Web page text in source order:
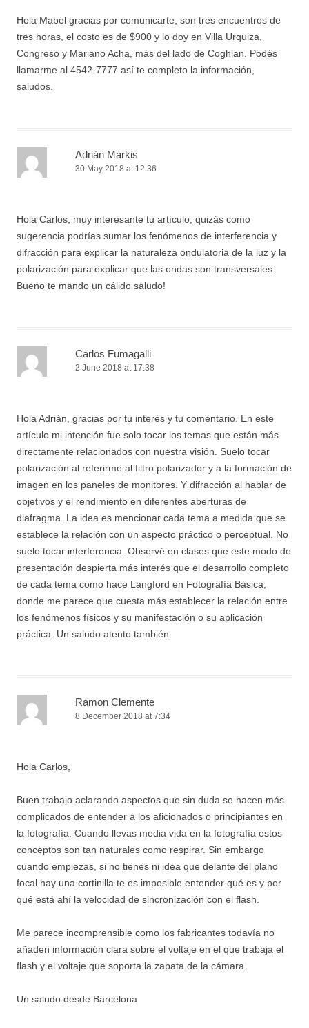
Hola Mabel gracias por comunicarte, son tres encuentros de
tres horas, el costo es de $900 y lo doy en Villa Urquiza,
Congreso y Mariano Acha, más del lado de Coghlan. Podés
llamarme al 4542-7777 así te completo la información,
saludos.
Adrián Markis
30 May 2018 at 12:36
Hola Carlos, muy interesante tu artículo, quizás como
sugerencia podrías sumar los fenómenos de interferencia y
difracción para explicar la naturaleza ondulatoria de la luz y la
polarización para explicar que las ondas son transversales.
Bueno te mando un cálido saludo!
Carlos Fumagalli
2 June 2018 at 17:38
Hola Adrián, gracias por tu interés y tu comentario. En este
artículo mi intención fue solo tocar los temas que están más
directamente relacionados con nuestra visión. Suelo tocar
polarización al referirme al filtro polarizador y a la formación de
imagen en los paneles de monitores. Y difracción al hablar de
objetivos y el rendimiento en diferentes aberturas de
diafragma. La idea es mencionar cada tema a medida que se
establece la relación con un aspecto práctico o perceptual. No
suelo tocar interferencia. Observé en clases que este modo de
presentación despierta más interés que el desarrollo completo
de cada tema como hace Langford en Fotografía Básica,
donde me parece que cuesta más establecer la relación entre
los fenómenos físicos y su manifestación o su aplicación
práctica. Un saludo atento también.
Ramon Clemente
8 December 2018 at 7:34
Hola Carlos,
Buen trabajo aclarando aspectos que sin duda se hacen más
complicados de entender a los aficionados o principiantes en
la fotografía. Cuando llevas media vida en la fotografía estos
conceptos son tan naturales como respirar. Sin embargo
cuando empiezas, si no tienes ni idea que delante del plano
focal hay una cortinilla te es imposible entender qué es y por
qué está ahí la velocidad de sincronización con el flash.
Me parece incomprensible como los fabricantes todavía no
añaden información clara sobre el voltaje en el que trabaja el
flash y el voltaje que soporta la zapata de la cámara.
Un saludo desde Barcelona